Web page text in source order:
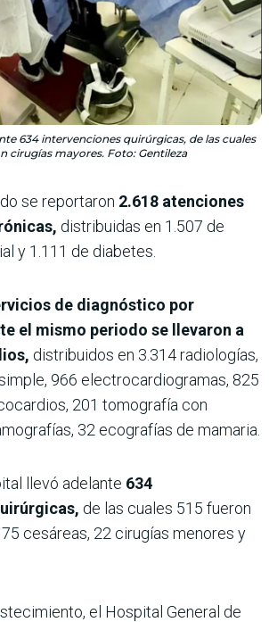
634 intervenciones quirúrgicas, de las cuales
cirugías mayores. Foto: Gentileza
se reportaron 2.618 atenciones
distribuidas en 1.507 de
y 1.111 de diabetes.
de diagnóstico por
el mismo periodo se llevaron a
distribuidos en 3.314 radiologías,
966 electrocardiogramas, 825
201 tomografía con
32 ecografías de mamaria.
llevó adelante 634
de las cuales 515 fueron
cesáreas, 22 cirugías menores y
el Hospital General de